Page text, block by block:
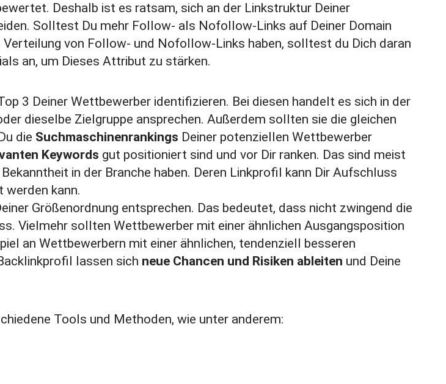
Deshalb ist es ratsam, sich an der Linkstruktur Deiner
Solltest Du mehr Follow- als Nofollow-Links auf Deiner Domain
von Follow- und Nofollow-Links haben, solltest du Dich daran
an, um Dieses Attribut zu stärken.
3 Deiner Wettbewerber identifizieren. Bei diesen handelt es sich in der
dieselbe Zielgruppe ansprechen. Außerdem sollten sie die gleichen
die Suchmaschinenrankings Deiner potenziellen Wettbewerber
Keywords gut positioniert sind und vor Dir ranken. Das sind meist
in der Branche haben. Deren Linkprofil kann Dir Aufschluss
werden kann.
Größenordnung entsprechen. Das bedeutet, dass nicht zwingend die
Vielmehr sollten Wettbewerber mit einer ähnlichen Ausgangsposition
an Wettbewerbern mit einer ähnlichen, tendenziell besseren
lassen sich neue Chancen und Risiken ableiten und Deine
Tools und Methoden, wie unter anderem: